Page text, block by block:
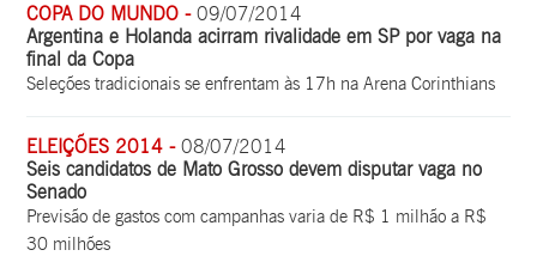
COPA DO MUNDO -09/07/2014
Argentina e Holanda acirram rivalidade em SP por vaga na
final da Copa
Seleções tradicionais se enfrentam às 17h na Arena Corinthians
ELEIÇÕES 2014 -08/07/2014
Seis candidatos de Mato Grosso devem disputar vaga no
Senado
Previsão de gastos com campanhas varia de R$ 1 milhão a R$
30 milhões